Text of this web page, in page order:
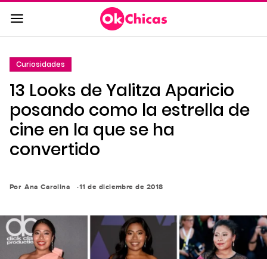
Saltar
al
contenido
la
navegación
principal
Curiosidades
13 Looks de Yalitza Aparicio
posando como la estrella de
cine en la que se ha
convertido
Por Ana Carolina 11 de diciembre de 2018